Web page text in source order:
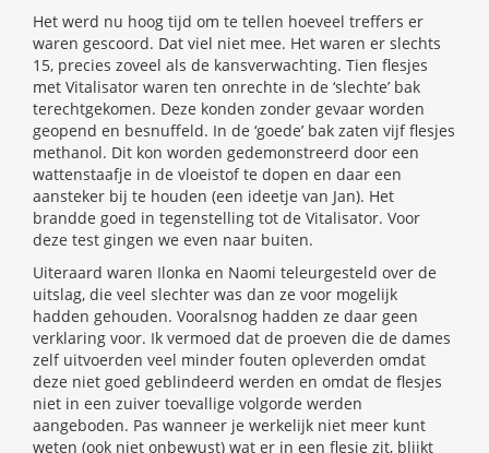
Het werd nu hoog tijd om te tellen hoeveel treffers er
waren gescoord. Dat viel niet mee. Het waren er slechts
15, precies zoveel als de kansverwachting. Tien flesjes
met Vitalisator waren ten onrechte in de ‘slechte’ bak
terechtgekomen. Deze konden zonder gevaar worden
geopend en besnuffeld. In de ‘goede’ bak zaten vijf flesjes
methanol. Dit kon worden gedemonstreerd door een
wattenstaafje in de vloeistof te dopen en daar een
aansteker bij te houden (een ideetje van Jan). Het
brandde goed in tegenstelling tot de Vitalisator. Voor
deze test gingen we even naar buiten.
Uiteraard waren Ilonka en Naomi teleurgesteld over de
uitslag, die veel slechter was dan ze voor mogelijk
hadden gehouden. Vooralsnog hadden ze daar geen
verklaring voor. Ik vermoed dat de proeven die de dames
zelf uitvoerden veel minder fouten opleverden omdat
deze niet goed geblindeerd werden en omdat de flesjes
niet in een zuiver toevallige volgorde werden
aangeboden. Pas wanneer je werkelijk niet meer kunt
weten (ook niet onbewust) wat er in een flesje zit, blijkt